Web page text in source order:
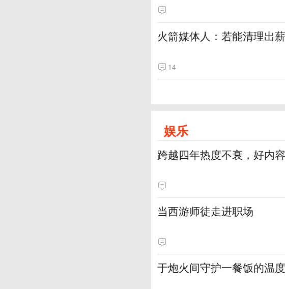
火箭媒体人：若能清理出
14
娱乐
跨越四年热度不衰，好内
当西游师徒走进职场
于炮火间守护一餐饭的温度